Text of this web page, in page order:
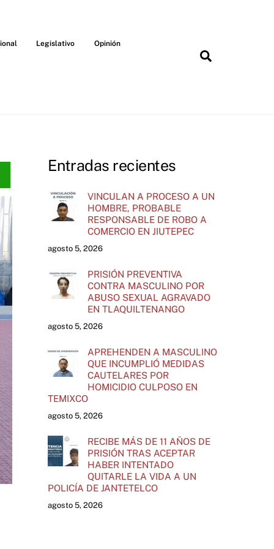
Legislativo Opinión
Entradas recientes
VINCULAN A PROCESO A UN
HOMBRE, PROBABLE
RESPONSABLE DE ROBO A
COMERCIO EN JIUTEPEC
agosto 5, 2026
PRISIÓN PREVENTIVA
CONTRA MASCULINO POR
ABUSO SEXUAL AGRAVADO
EN TLAQUILTENANGO
agosto 5, 2026
APREHENDEN A MASCULINO
QUE INCUMPLIÓ MEDIDAS
CAUTELARES POR
HOMICIDIO CULPOSO EN
TEMIXCO
agosto 5, 2026
RECIBE MÁS DE 11 AÑOS DE
PRISIÓN TRAS ACEPTAR
HABER INTENTADO
QUITARLE LA VIDA A UN
POLICÍA DE JANTETELCO
agosto 5, 2026